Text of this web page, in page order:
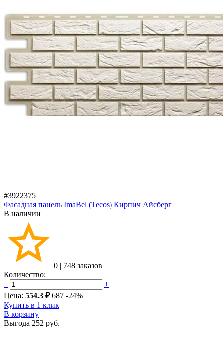
#3922375
Фасадная панель ImaBel (Tecos) Кирпич Айсберг
В наличии
0 | 748 заказов
Количество:
–
+
Цена: 554.3 ₽ 687 -24%
Купить в 1 клик
В корзину
Выгода 252 руб.